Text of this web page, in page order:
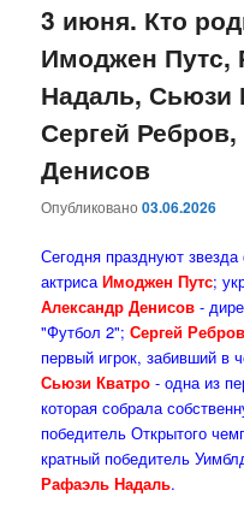
основному
содержимому
дополнительному
содержимому
3 июня. Кто
Имоджен Путс,
Надаль, Сьюзи
Сергей
Денисов
Опубликовано03.06.2026
Сегодня празднуют
актрисаИмоджен Путс;
Александр Денисов -
"Футбол 2";Сергей Ребров
первый игрок, забивший в
Сьюзи Кватро - одна из
которая собрала
победитель Открытого
кратный победитель
Рафаэль Надаль.